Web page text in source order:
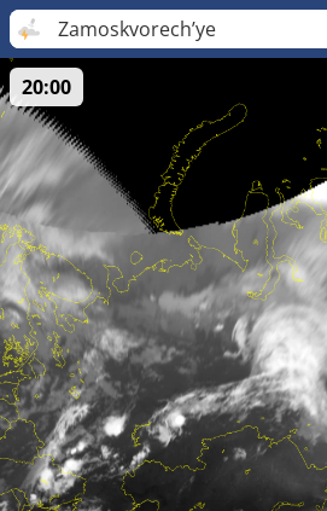
Zamoskvorech’ye
20:00